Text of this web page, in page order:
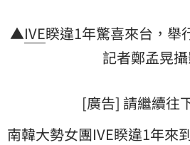
▲IVE睽違1年驚喜來台，舉
記者鄭孟晃攝
[廣告] 請繼續往
南韓大勢女團IVE睽違1年來